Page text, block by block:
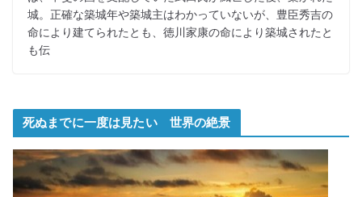
城。正確な築城年や築城主はわかっていないが、豊臣秀吉の
命により建てられたとも、徳川家康の命により築城されたと
も伝
死ぬまでに一度は見たい 世界の絶景